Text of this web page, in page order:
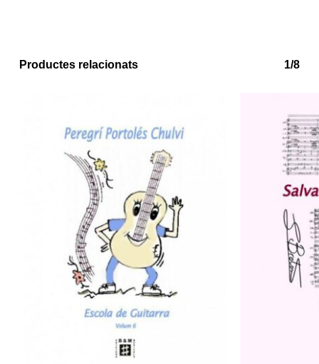
No hi ha productes a la cistella.
Go to shop
Productes relacionats 1/8